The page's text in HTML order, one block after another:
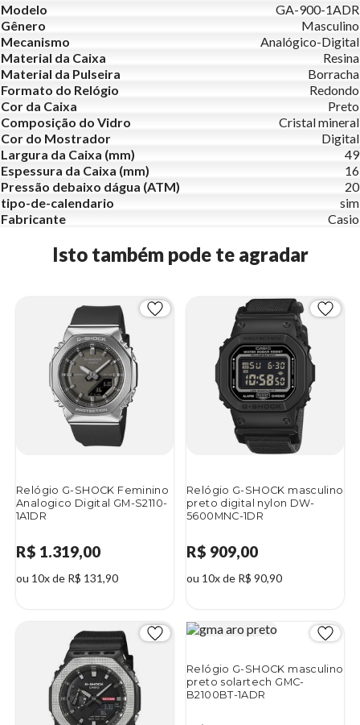
Modelo
GA-900-1ADR
Gênero
Masculino
Mecanismo
Analógico-Digital
Material da Caixa
Resina
Material da Pulseira
Borracha
Formato do Relógio
Redondo
Cor da Caixa
Preto
Composição do Vidro
Cristal mineral
Cor do Mostrador
Digital
Largura da Caixa (mm)
49
Espessura da Caixa (mm)
16
Pressão debaixo dágua (ATM)
20
tipo-de-calendario
sim
Fabricante
Casio
Isto também pode te agradar
Relógio G-SHOCK Feminino
Analogico Digital GM-S2110-
1A1DR
R$ 1.319,00
ou 10x de R$ 131,90
Relógio G-SHOCK masculino
preto digital nylon DW-
5600MNC-1DR
R$ 909,00
ou 10x de R$ 90,90
Relógio G-SHOCK masculino
preto solartech GMC-
B2100BT-1ADR